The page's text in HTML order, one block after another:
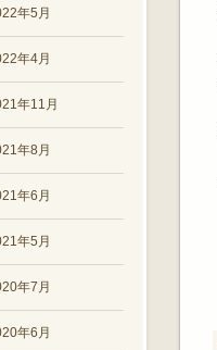
年5月
年4月
年11月
年8月
年6月
年5月
年7月
年6月